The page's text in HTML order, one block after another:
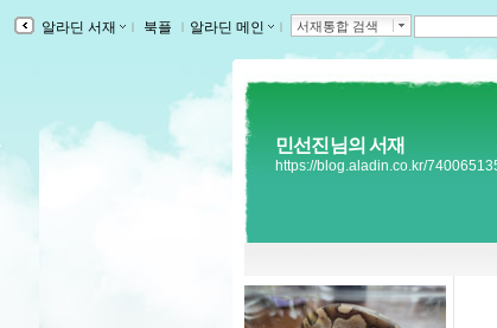
알라딘 서재 ｌ 북플 ｌ 알라딘 메인 ｌ 서재통합 검색
민선진님의 서재
https://blog.aladin.co.kr/